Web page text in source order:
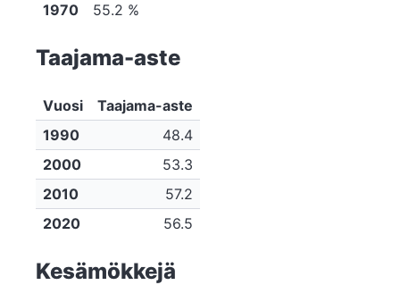
1970 55.2 %
Taajama-aste
Vuosi
Taajama-aste
1990
48.4
2000
53.3
2010
57.2
2020
56.5
Kesämökkejä